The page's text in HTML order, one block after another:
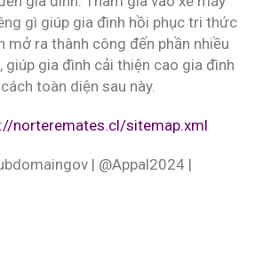
gì giúp gia đình hồi phục tri thức
mở ra thành công đến phần nhiều
gia đình cải thiện cao gia đình
toàn diện sau này.
norteremates.cl/sitemap.xml
| @Appal2024 |